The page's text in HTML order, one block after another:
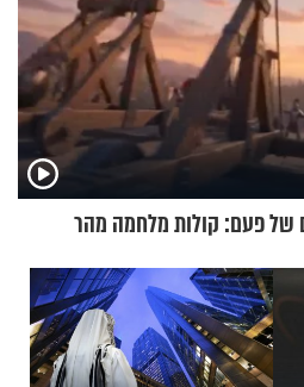
של פעם: קולות מלחמה מהר